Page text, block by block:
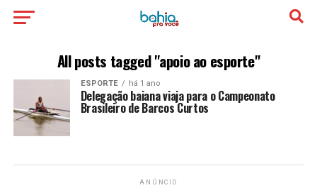
All posts tagged "apoio ao esporte"
ESPORTE há 1 ano
Delegação baiana viaja para o Campeonato
Brasileiro de Barcos Curtos
ANÚNCIO